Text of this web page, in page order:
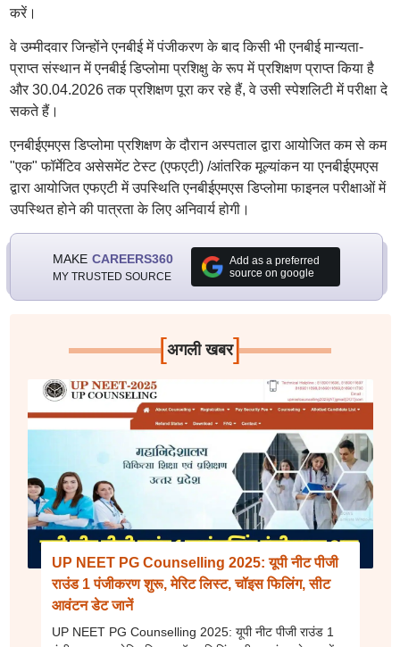
करें।
वे उम्मीदवार जिन्होंने एनबीई में पंजीकरण के बाद किसी भी एनबीई मान्यता-
प्राप्त संस्थान में एनबीई डिप्लोमा प्रशिक्षु के रूप में प्रशिक्षण प्राप्त किया है
और 30.04.2026 तक प्रशिक्षण पूरा कर रहे हैं, वे उसी स्पेशलिटी में परीक्षा दे
सकते हैं।
एनबीईएमएस डिप्लोमा प्रशिक्षण के दौरान अस्पताल द्वारा आयोजित कम से कम
"एक" फॉर्मेटिव असेसमेंट टेस्ट (एफएटी) /आंतरिक मूल्यांकन या एनबीईएमएस
द्वारा आयोजित एफएटी में उपस्थिति एनबीईएमएस डिप्लोमा फाइनल परीक्षाओं में
उपस्थित होने की पात्रता के लिए अनिवार्य होगी।
MAKE CAREERS360
MY TRUSTED SOURCE
Add as a preferred
source on google
[अगली खबर]
UP NEET PG Counselling 2025: यूपी नीट पीजी
राउंड 1 पंजीकरण शुरू, मेरिट लिस्ट, चॉइस फिलिंग, सीट
आवंटन डेट जानें
UP NEET PG Counselling 2025: यूपी नीट पीजी राउंड 1